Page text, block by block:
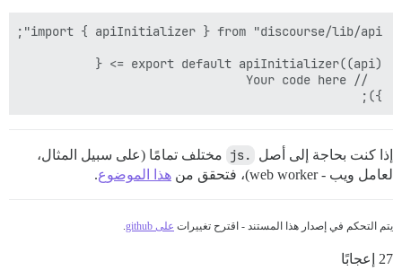
});
إذا كنت بحاجة إلى أصل .js
مختلف تمامًا (على سبيل المثال،
لعامل ويب - web worker)، فتحقق من
هذا الموضوع.
يتم التحكم في إصدار هذا المستند - اقترح تغييرات على github .
27 إعجابًا